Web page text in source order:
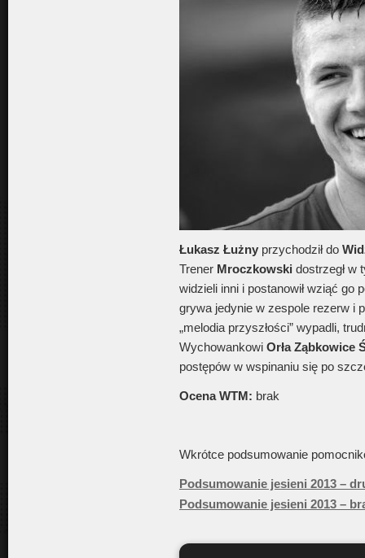
Łukasz Łużny przychodził do
Trener Mroczkowski dostrzegł w
widzieli inni i postanowił wziąć go
grywa jedynie w zespole rezerw i
„melodia przyszłości” wypadli,
Wychowankowi Orła Ząbkowice
postępów w wspinaniu się po
Ocena WTM: brak
Wkrótce podsumowanie
Podsumowanie jesieni 2013 –
Podsumowanie jesieni 2013 –